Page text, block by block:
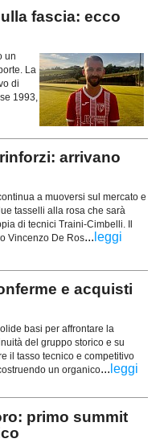
fascia: ecco
un
La
di
1993,
arrivano
a muoversi sul mercato e
tasselli alla rosa che sarà
di tecnici Traini-Cimbelli. Il
Vincenzo De Ros... leggi
e acquisti
basi per affrontare la
del gruppo storico e su
il tasso tecnico e competitivo
un organico... leggi
primo summit